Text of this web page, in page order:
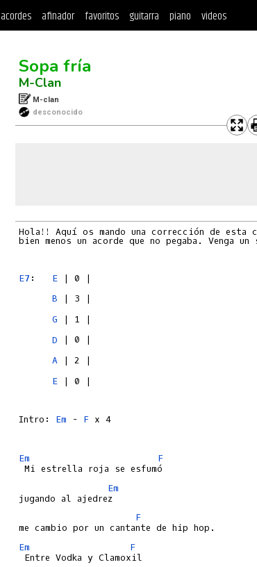
acordes afinador favoritos guitarra piano videos
Sopa fría
M-Clan
M-clan
desconocido
Hola!! Aquí os mando una corrección de esta
bien menos un acorde que no pegaba. Venga un
E7 : E
B
G
D
A
E | 0 |
Intro: Em - F x 4
Em
F
Em
F
Em
F